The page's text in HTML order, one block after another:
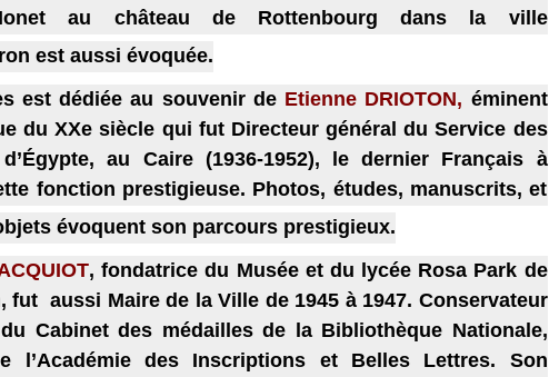
au château de Rottenbourg dans la ville
est aussi évoquée.
est dédiée au souvenir de Etienne DRIOTON, éminent
du XXe siècle qui fut Directeur général du Service des
au Caire (1936-1952), le dernier Français à
fonction prestigieuse. Photos, études, manuscrits, et
évoquent son parcours prestigieux.
, fondatrice du Musée et du lycée Rosa Park de
fut aussi Maire de la Ville de 1945 à 1947. Conservateur
Cabinet des médailles de la Bibliothèque Nationale,
l’Académie des Inscriptions et Belles Lettres. Son